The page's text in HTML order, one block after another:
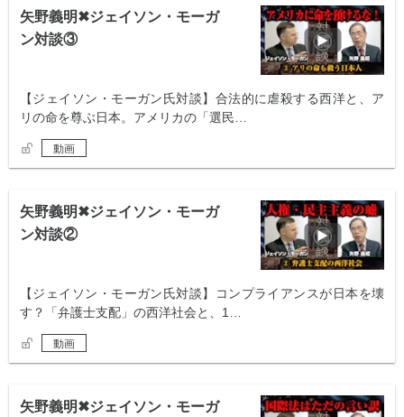
矢野義明✖︎ジェイソン・モーガ
ン対談③
【ジェイソン・モーガン氏対談】合法的に虐殺する西洋と、ア
リの命を尊ぶ日本。アメリカの「選民…
動画
矢野義明✖︎ジェイソン・モーガ
ン対談②
【ジェイソン・モーガン氏対談】コンプライアンスが日本を壊
す？「弁護士支配」の西洋社会と、1…
動画
矢野義明✖︎ジェイソン・モーガ